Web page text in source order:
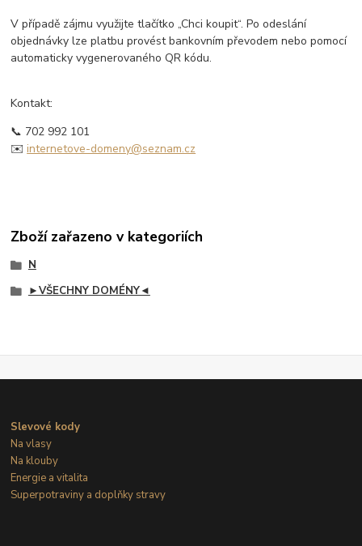
V případě zájmu využijte tlačítko „Chci koupit“. Po odeslání
objednávky lze platbu provést bankovním převodem nebo pomocí
automaticky vygenerovaného QR kódu.
Kontakt:
📞 702 992 101
✉️internetove-domeny@seznam.cz
Zboží zařazeno v kategoriích
N
►VŠECHNY DOMÉNY◄
Slevové kody
Na vlasy
Na klouby
Energie a vitalita
Superpotraviny a doplňky stravy